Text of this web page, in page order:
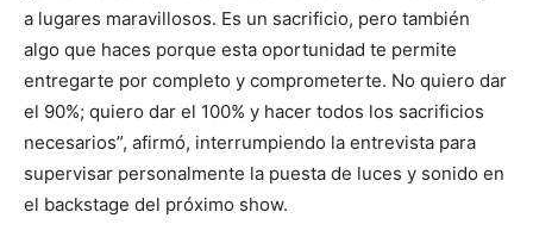
a lugares maravillosos. Es un sacrificio, pero también
algo que haces porque esta oportunidad te permite
entregarte por completo y comprometerte. No quiero dar
el 90%; quiero dar el 100% y hacer todos los sacrificios
necesarios”, afirmó, interrumpiendo la entrevista para
supervisar personalmente la puesta de luces y sonido en
el backstage del próximo show.